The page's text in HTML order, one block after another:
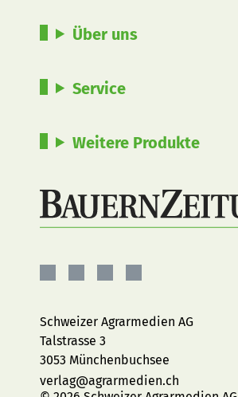
Über uns
Service
Weitere Produkte
Facebook
InstagramYouTubeLinkedIn
Schweizer Agrarmedien AG
Talstrasse 3
3053 Münchenbuchsee
verlag@agrarmedien.ch